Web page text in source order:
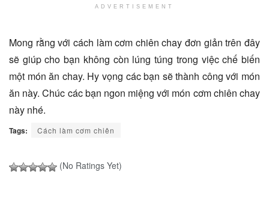
ADVERTISEMENT
Mong rằng với cách làm cơm chiên chay đơn giản trên đây
sẽ giúp cho bạn không còn lúng túng trong việc chế biến
một món ăn chay. Hy vọng các bạn sẽ thành công với món
ăn này. Chúc các bạn ngon miệng với món cơm chiên chay
này nhé.
Tags: Cách làm cơm chiên
(No Ratings Yet)